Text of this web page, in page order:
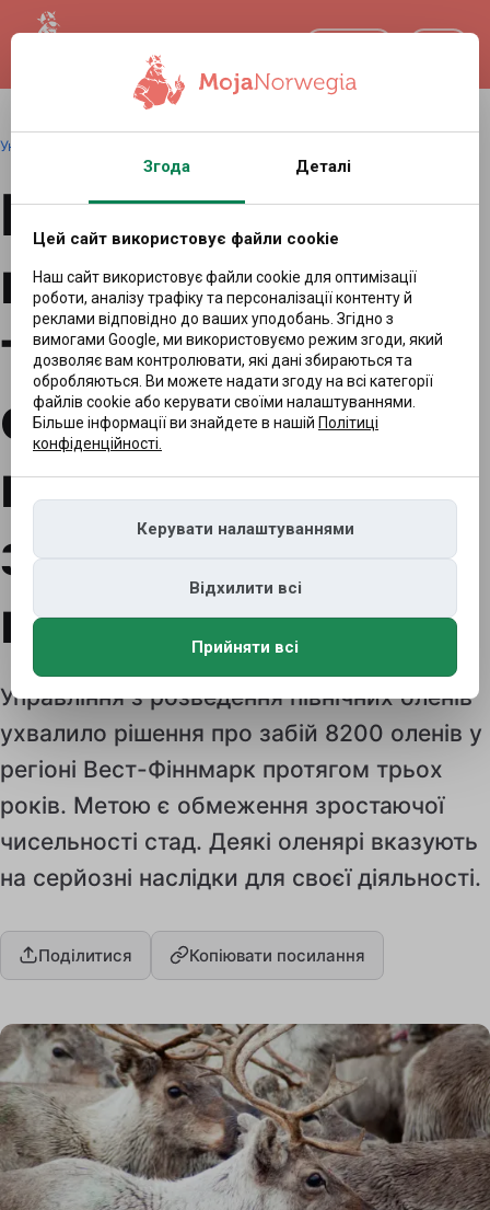
Українська
Норвегія
наказує забій
тисяч північних
оленів. Оленярі
говорять про
загрозу
майбутньому
Управління з розведення північних оленів
ухвалило рішення про забій 8200 оленів у
регіоні Вест-Фіннмарк протягом трьох
років. Метою є обмеження зростаючої
чисельності стад. Деякі оленярі вказують
на серйозні наслідки для своєї діяльності.
Поділитися Копіювати посилання
Згода Деталі
Цей сайт використовує файли cookie
Наш сайт використовує файли cookie для оптимізації
роботи, аналізу трафіку та персоналізації контенту й
реклами відповідно до ваших уподобань. Згідно з
вимогами Google, ми використовуємо режим згоди, який
дозволяє вам контролювати, які дані збираються та
обробляються. Ви можете надати згоду на всі категорії
файлів cookie або керувати своїми налаштуваннями.
Більше інформації ви знайдете в нашій Політиці
конфіденційності.
Керувати налаштуваннями
Відхилити всі
Прийняти всі